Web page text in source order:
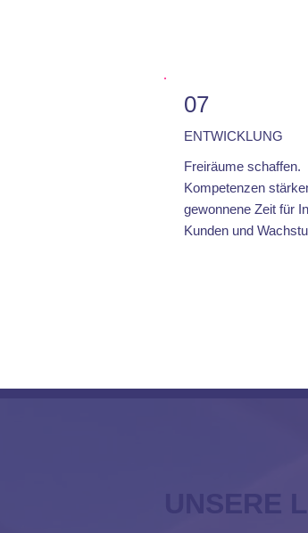
07
ENTWICKLUNG
Freiräume schaffen.
Kompetenzen
gewonnene Zeit für
Kunden und
UNSERE